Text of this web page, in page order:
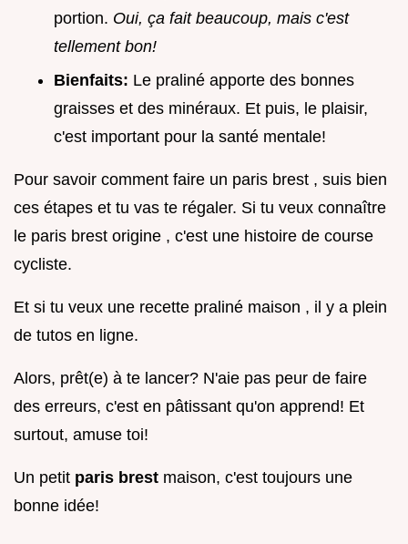
portion. Oui, ça fait beaucoup, mais c'est
tellement bon!
Bienfaits: Le praliné apporte des bonnes
graisses et des minéraux. Et puis, le plaisir,
c'est important pour la santé mentale!
Pour savoir comment faire un paris brest , suis bien
ces étapes et tu vas te régaler. Si tu veux connaître
le paris brest origine , c'est une histoire de course
cycliste.
Et si tu veux une recette praliné maison , il y a plein
de tutos en ligne.
Alors, prêt(e) à te lancer? N'aie pas peur de faire
des erreurs, c'est en pâtissant qu'on apprend! Et
surtout, amuse toi!
Un petit paris brest maison, c'est toujours une
bonne idée!